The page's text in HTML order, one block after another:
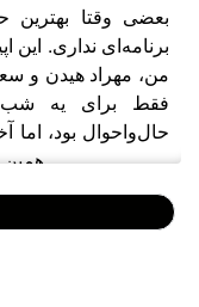
بعضی وقتا
برنامه‌ای نداری.
من، مهراد هیدن و
فقط برای یه شب
حال‌و‌احوال بود،
همین گفت‌وگویی شد که الان دارین می‌شنوین.